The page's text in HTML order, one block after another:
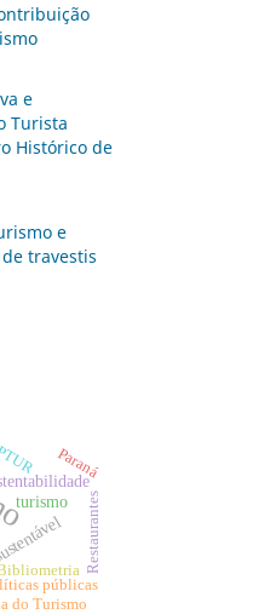
e
Turista
Histórico de
e
travestis
turismo
públicas
Restaurantes
Paraná
do Turismo